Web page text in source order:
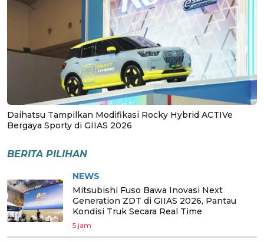
Daihatsu Tampilkan Modifikasi Rocky Hybrid ACTIVe
Bergaya Sporty di GIIAS 2026
BERITA PILIHAN
NEWS
Mitsubishi Fuso Bawa Inovasi Next
Generation ZDT di GIIAS 2026, Pantau
Kondisi Truk Secara Real Time
5 jam